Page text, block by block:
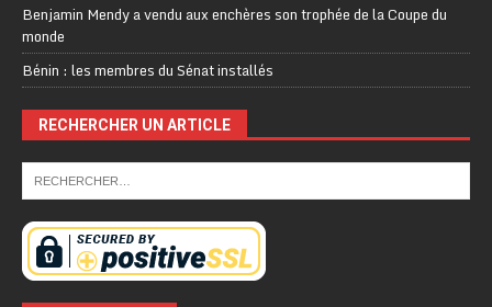
Benjamin Mendy a vendu aux enchères son trophée de la Coupe du
monde
Bénin : les membres du Sénat installés
RECHERCHER UN ARTICLE